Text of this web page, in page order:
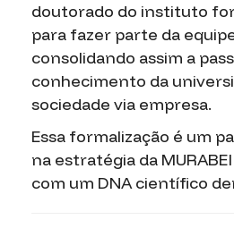
doutorado do instituto
para fazer parte da equipe
consolidando assim a
conhecimento da
sociedade via empresa.
Essa formalização é um
na estratégia da
com um DNA científico